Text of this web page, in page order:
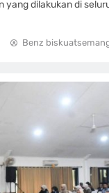
yang dilakukan di
Benz